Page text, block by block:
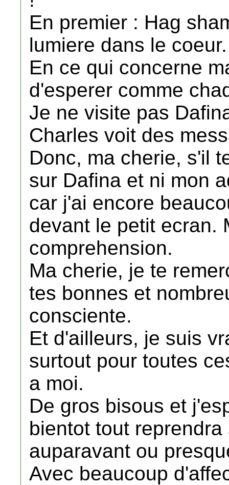
En premier : Hag
lumiere dans le
En ce qui concerne
d'esperer comme
Je ne visite pas
Charles voit des
Donc, ma cherie, s'il
sur Dafina et ni mon
car j'ai encore
devant le petit ecran.
comprehension.
Ma cherie, je te
tes bonnes et
consciente.
Et d'ailleurs, je suis
surtout pour toutes
a moi.
De gros bisous et
bientot tout
auparavant ou
Avec beaucoup